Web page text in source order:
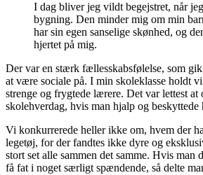
I dag bliver jeg vildt begejstret, når
bygning. Den minder mig om min
har sin egen sanselige skønhed, og
hjertet på mig.
Der var en stærk fællesskabsfølelse, som
at være sociale på. I min skoleklasse holdt
strenge og frygtede lærere. Det var lettest at
skolehverdag, hvis man hjalp og beskyttede
Vi konkurrerede heller ikke om, hvem der
legetøj, for der fandtes ikke dyre og
stort set alle sammen det samme. Hvis man
få fat i noget særligt spændende, så delte